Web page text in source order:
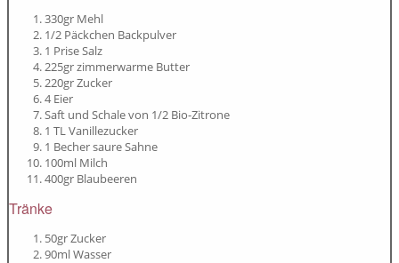
330gr Mehl
1/2 Päckchen Backpulver
1 Prise Salz
225gr zimmerwarme Butter
220gr Zucker
4 Eier
Saft und Schale von 1/2 Bio-Zitrone
1 TL Vanillezucker
1 Becher saure Sahne
100ml Milch
400gr Blaubeeren
Tränke
50gr Zucker
90ml Wasser